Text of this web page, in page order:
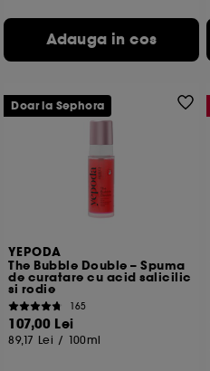
Adauga in cos
YEPODA
The Bubble Double – Spuma
de curatare cu acid salicilic
si rodie
165
107,00 Lei
89,17 Lei / 100ml
Doar la Sephora